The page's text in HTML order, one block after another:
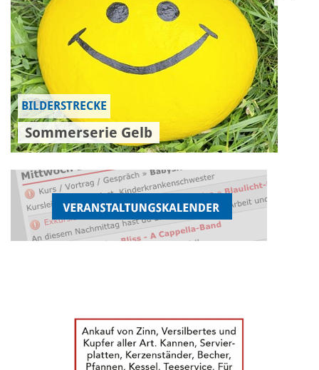
BILDERSTRECKE
Sommerserie Gelb